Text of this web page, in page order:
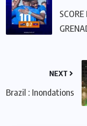
NEXT
Brazil : Inondations